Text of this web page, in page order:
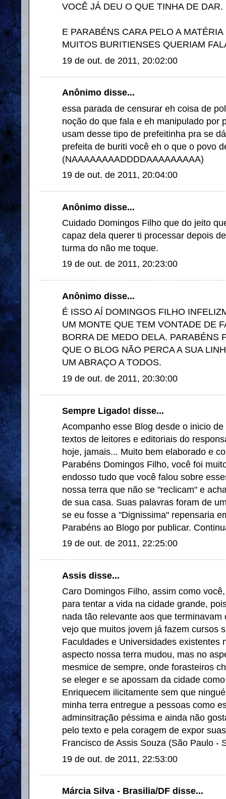
VOCÊ JÁ DEU O QUE TINHA DE DAR.
E PARABÉNS CARA PELO A
MUITOS BURITIENSES QUERIAM
19 de out. de 2011, 20:02:00
Anônimo disse...
essa parada de censurar eh coisa de
noção do que fala e eh manipulado por
usam desse tipo de prefeitinha pra se
prefeita de buriti você eh o que o povo
(NAAAAAAAADDDDAAAAAAAAA)
19 de out. de 2011, 20:04:00
Anônimo disse...
Cuidado Domingos Filho que do jeito
capaz dela querer ti processar depois
turma do não me toque.
19 de out. de 2011, 20:23:00
Anônimo disse...
É ISSO AÍ DOMINGOS FILHO
UM MONTE QUE TEM VONTADE DE
BORRA DE MEDO DELA. PARABÉNS
QUE O BLOG NÃO PERCA A SUA
UM ABRAÇO A TODOS.
19 de out. de 2011, 20:30:00
Sempre Ligado! disse...
Acompanho esse Blog desde o inicio
textos de leitores e editoriais do
hoje, jamais... Muito bem elaborado e
Parabéns Domingos Filho, você foi
endosso tudo que você falou sobre
nossa terra que não se "reclicam" e
de sua casa. Suas palavras foram de
se eu fosse a "Dignissima" repensaria
Parabéns ao Blogo por publicar.
19 de out. de 2011, 22:25:00
Assis disse...
Caro Domingos Filho, assim como
para tentar a vida na cidade grande,
nada tão relevante aos que terminavam
vejo que muitos jovem já fazem cursos
Faculdades e Universidades existentes
aspecto nossa terra mudou, mas no
mesmice de sempre, onde forasteiros
se eleger e se apossam da cidade
Enriquecem ilicitamente sem que
minha terra entregue a pessoas como
adminsitração péssima e ainda não
pelo texto e pela coragem de expor
Francisco de Assis Souza (São Paulo -
19 de out. de 2011, 22:53:00
Márcia Silva - Brasilia/DF disse...